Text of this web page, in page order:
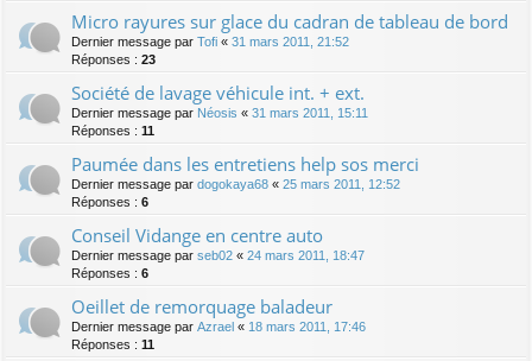
Micro rayures sur glace du cadran de tableau de bord
Dernier message par Tofi « 31 mars 2011, 21:52
Réponses : 23
Société de lavage véhicule int. + ext.
Dernier message par Néosis « 31 mars 2011, 15:11
Réponses : 11
Paumée dans les entretiens help sos merci
Dernier message par dogokaya68 « 25 mars 2011, 12:52
Réponses : 6
Conseil Vidange en centre auto
Dernier message par seb02 « 24 mars 2011, 18:47
Réponses : 6
Oeillet de remorquage baladeur
Dernier message par Azrael « 18 mars 2011, 17:46
Réponses : 11